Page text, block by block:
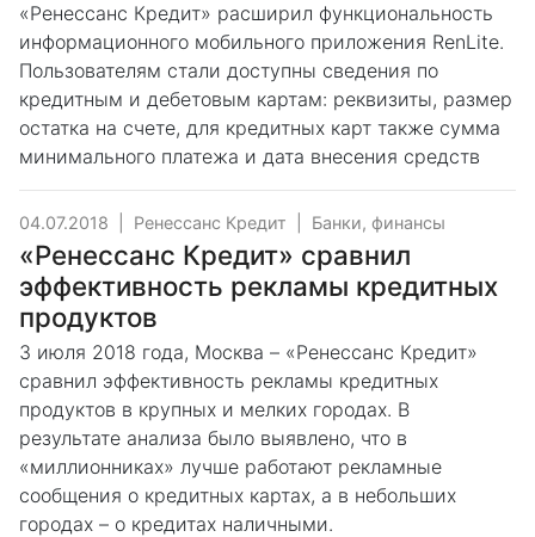
«Ренессанс Кредит» расширил функциональность
информационного мобильного приложения RenLite.
Пользователям стали доступны сведения по
кредитным и дебетовым картам: реквизиты, размер
остатка на счете, для кредитных карт также сумма
минимального платежа и дата внесения средств
04.07.2018 Ренессанс Кредит Банки, финансы
«Ренессанс Кредит» сравнил
эффективность рекламы кредитных
продуктов
3 июля 2018 года, Москва – «Ренессанс Кредит»
сравнил эффективность рекламы кредитных
продуктов в крупных и мелких городах. В
результате анализа было выявлено, что в
«миллионниках» лучше работают рекламные
сообщения о кредитных картах, а в небольших
городах – о кредитах наличными.